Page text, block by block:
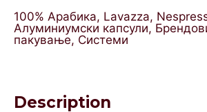
100% Арабика, Lavazza,
Алуминиумски капсули,
пакување, Системи
Description